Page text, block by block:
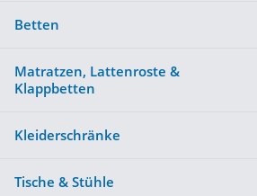
Betten
Matratzen, Lattenroste &
Klappbetten
Kleiderschränke
Tische & Stühle